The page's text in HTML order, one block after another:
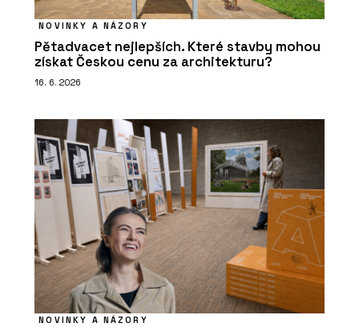
NOVINKY A NÁZORY
Pětadvacet nejlepších. Které stavby mohou
získat Českou cenu za architekturu?
16. 6. 2026
NOVINKY A NÁZORY